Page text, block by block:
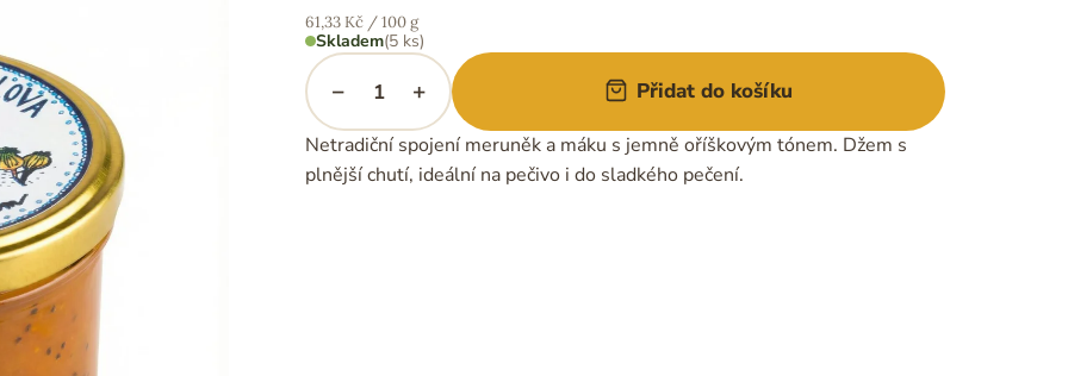
Měrná
cena:
61,33 Kč / 100 g
Skladem(5 ks)
+
− Přidat do košíku
Netradiční spojení meruněk a máku s jemně oříškovým tónem. Džem s
plnější chutí, ideální na pečivo i do sladkého pečení.